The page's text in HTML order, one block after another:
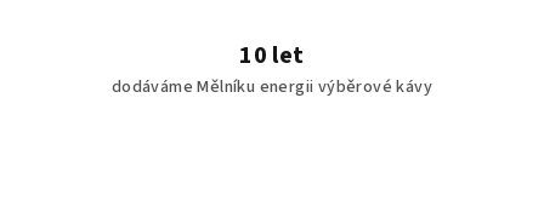
10 let
dodáváme Mělníku energii výběrové kávy